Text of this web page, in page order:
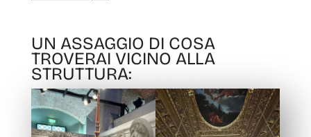
UN ASSAGGIO DI COSA
TROVERAI VICINO ALLA
STRUTTURA: